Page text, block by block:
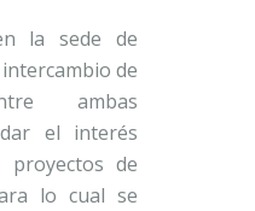
la sede de
de
ambas
el interés
de
lo cual se